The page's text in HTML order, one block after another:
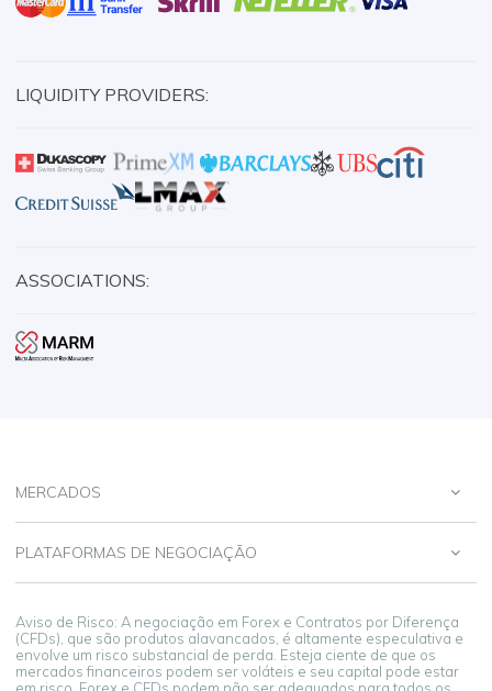
LIQUIDITY PROVIDERS:
ASSOCIATIONS:
MERCADOS
PLATAFORMAS DE NEGOCIAÇÃO
Aviso de Risco: A negociação em Forex e Contratos por Diferença
(CFDs), que são produtos alavancados, é altamente especulativa e
envolve um risco substancial de perda. Esteja ciente de que os
mercados financeiros podem ser voláteis e seu capital pode estar